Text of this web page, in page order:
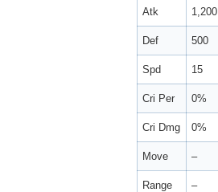
Atk 1,200
Def 500
Spd 15
Cri Per 0%
Cri Dmg 0%
Move –
Range –